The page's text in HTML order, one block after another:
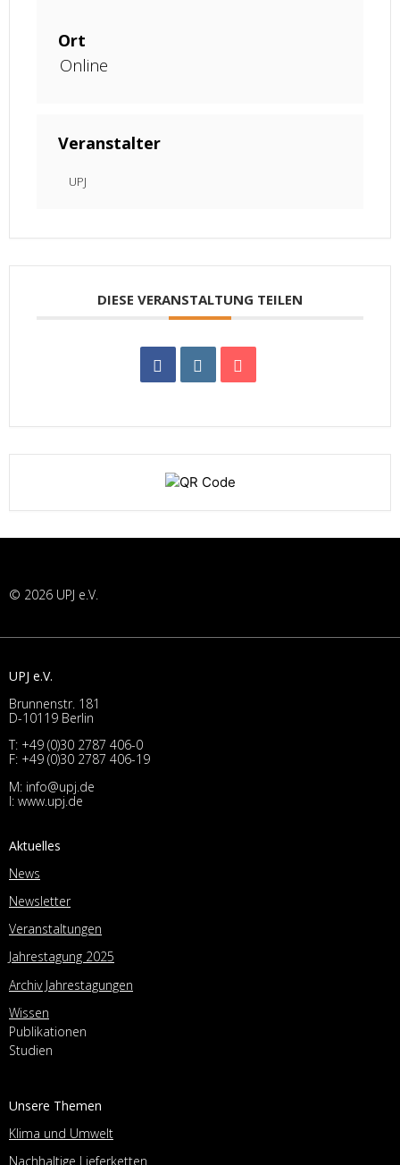
Ort
Online
Veranstalter
UPJ
DIESE VERANSTALTUNG TEILEN
© 2026 UPJ e.V.
UPJ e.V.
Brunnenstr. 181
D-10119 Berlin
T: +49 (0)30 2787 406-0
F: +49 (0)30 2787 406-19
M: info@upj.de
I: www.upj.de
Aktuelles
News
Newsletter
Veranstaltungen
Jahrestagung 2025
Archiv Jahrestagungen
Wissen
Publikationen
Studien
Unsere Themen
Klima und Umwelt
Nachhaltige Lieferketten